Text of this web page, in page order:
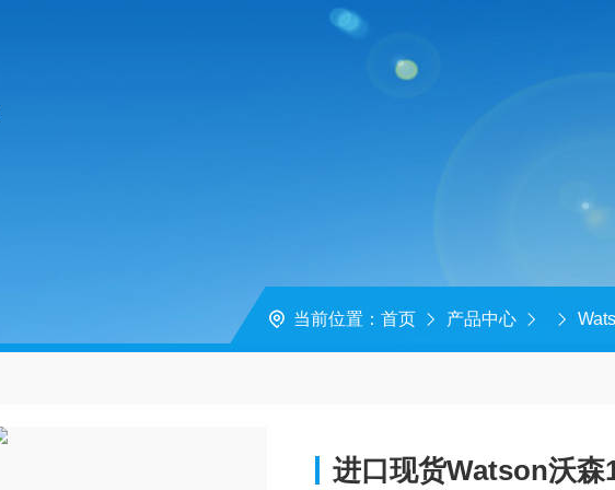
当前位置： 首页 产品中心
进口现货Watson沃